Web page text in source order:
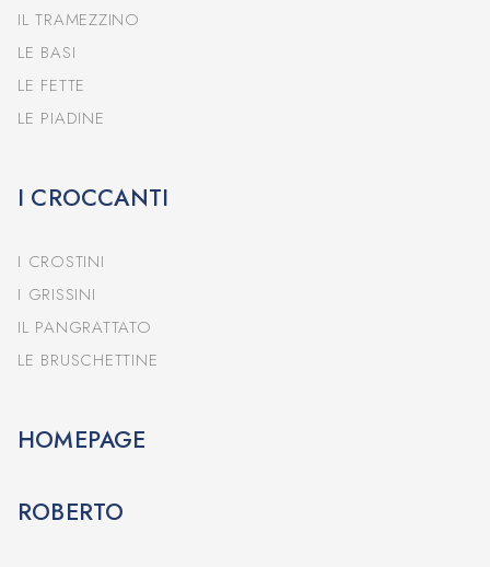
IL TRAMEZZINO
LE BASI
LE FETTE
LE PIADINE
I CROCCANTI
I CROSTINI
I GRISSINI
IL PANGRATTATO
LE BRUSCHETTINE
HOMEPAGE
ROBERTO